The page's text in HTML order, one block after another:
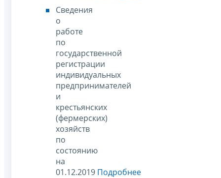
Сведения
о
работе
по
государственной
регистрации
индивидуальных
предпринимателей
и
крестьянских
(фермерских)
хозяйств
по
состоянию
на
01.12.2019 Подробнее